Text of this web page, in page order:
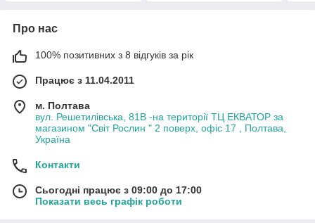
Про нас
100% позитивних з 8 відгуків за рік
Працює з 11.04.2011
м. Полтава
вул. Решетилівська, 81В -на території ТЦ ЕКВАТОР за
магазином "Світ Рослин " 2 поверх, офіс 17 , Полтава,
Україна
Контакти
Сьогодні працює з 09:00 до 17:00
Показати весь графік роботи